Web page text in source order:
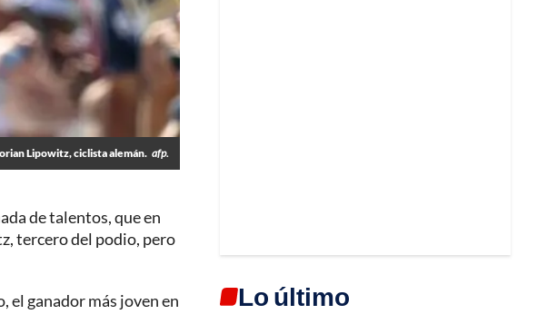
Lipowitz, ciclista alemán. afp.
de talentos, que en
tercero del podio, pero
el ganador más joven en
Lo último